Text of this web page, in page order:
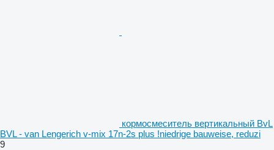
кормосмеситель вертикальный BvL
BVL - van Lengerich v-mix 17n-2s plus !niedrige bauweise, reduzi
9